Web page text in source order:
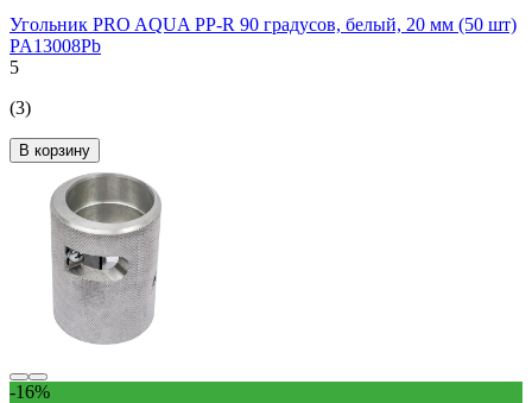
Угольник PRO AQUA PP-R 90 градусов, белый, 20 мм (50 шт)
PA13008Pb
5
(3)
В корзину
-16%